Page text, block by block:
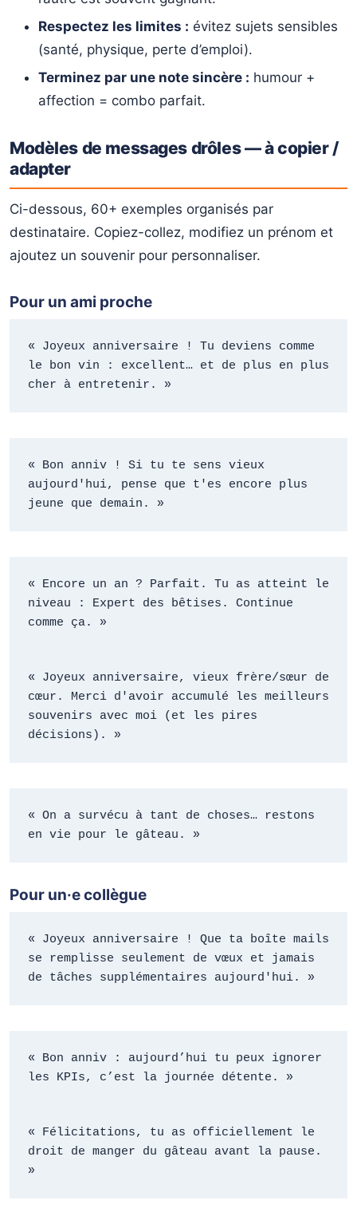
Respectez les limites : évitez sujets sensibles
(santé, physique, perte d’emploi).
Terminez par une note sincère : humour +
affection = combo parfait.
Modèles de messages drôles — à copier /
adapter
Ci-dessous, 60+ exemples organisés par
destinataire. Copiez-collez, modifiez un prénom et
ajoutez un souvenir pour personnaliser.
Pour un ami proche
« Joyeux anniversaire ! Tu deviens comme
le bon vin : excellent… et de plus en plus
cher à entretenir. »
« Bon anniv ! Si tu te sens vieux
aujourd'hui, pense que t'es encore plus
jeune que demain. »
« Encore un an ? Parfait. Tu as atteint le
niveau : Expert des bêtises. Continue
comme ça. »
« Joyeux anniversaire, vieux frère/sœur de
cœur. Merci d'avoir accumulé les meilleurs
souvenirs avec moi (et les pires
décisions). »
« On a survécu à tant de choses… restons
en vie pour le gâteau. »
Pour un·e collègue
« Joyeux anniversaire ! Que ta boîte mails
se remplisse seulement de vœux et jamais
de tâches supplémentaires aujourd'hui. »
« Bon anniv : aujourd’hui tu peux ignorer
les KPIs, c’est la journée détente. »
« Félicitations, tu as officiellement le
droit de manger du gâteau avant la pause.
»